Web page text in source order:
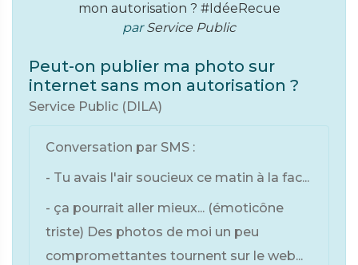
mon autorisation ? #IdéeRecue
parService Public
Peut-on publier ma photo sur
internet sans mon autorisation ?
Service Public (DILA)
Conversation par SMS :
- Tu avais l'air soucieux ce matin à la fac...
- ça pourrait aller mieux... (émoticône
triste) Des photos de moi un peu
compromettantes tournent sur le web...